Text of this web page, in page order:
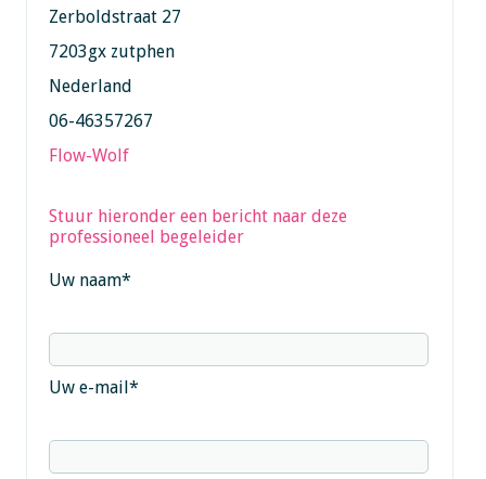
Zerboldstraat 27
7203gx zutphen
Nederland
06-46357267
Flow-Wolf
Stuur hieronder een bericht naar deze
professioneel begeleider
Uw naam*
Uw e-mail*